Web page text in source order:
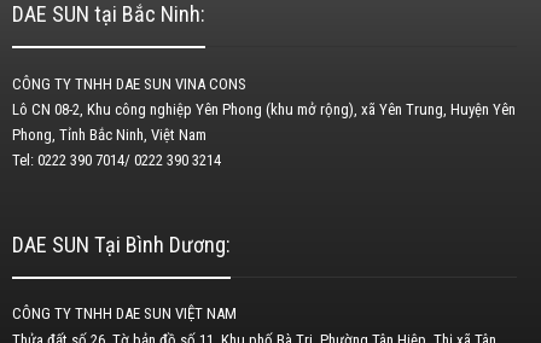
DAE SUN tại Bắc Ninh:
CÔNG TY TNHH DAE SUN VINA CONS
Lô CN 08-2, Khu công nghiệp Yên Phong (khu mở rộng), xã Yên Trung, Huyện Yên
Phong, Tỉnh Bắc Ninh, Việt Nam
Tel: 0222 390 7014/ 0222 390 3214
DAE SUN Tại Bình Dương:
CÔNG TY TNHH DAE SUN VIỆT NAM
Thửa đất số 26, Tờ bản đồ số 11, Khu phố Bà Tri, Phường Tân Hiệp, Thị xã Tân